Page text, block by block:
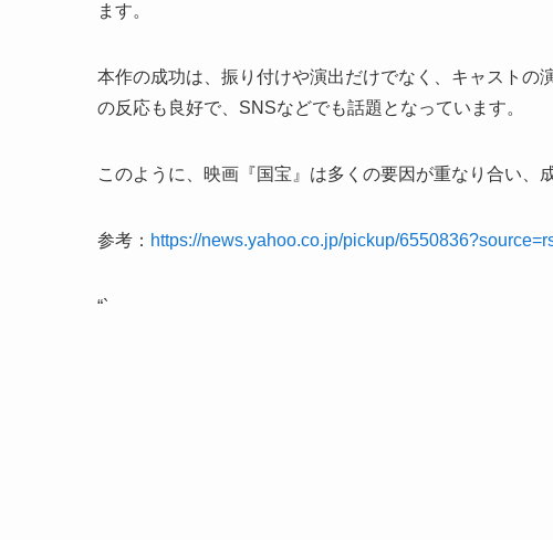
ます。
本作の成功は、振り付けや演出だけでなく、キャストの
の反応も良好で、SNSなどでも話題となっています。
このように、映画『国宝』は多くの要因が重なり合い、
参考： https://news.yahoo.co.jp/pickup/
“`